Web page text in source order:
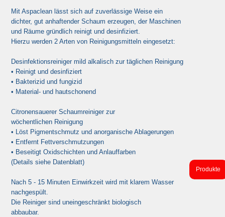
Mit Aspaclean lässt sich auf zuverlässige Weise ein
dichter, gut anhaftender Schaum erzeugen, der Maschinen
und Räume gründlich reinigt und desinfiziert.
Hierzu werden 2 Arten von Reinigungsmitteln eingesetzt:
Desinfektionsreiniger mild alkalisch zur täglichen Reinigung
• Reinigt und desinfiziert
• Bakterizid und fungizid
• Material- und hautschonend
Citronensauerer Schaumreiniger zur
wöchentlichen Reinigung
• Löst Pigmentschmutz und anorganische Ablagerungen
• Entfernt Fettverschmutzungen
• Beseitigt Oxidschichten und Anlauffarben
(Details siehe Datenblatt)
Nach 5 - 15 Minuten Einwirkzeit wird mit klarem Wasser
nachgespült.
Die Reiniger sind uneingeschränkt biologisch
abbaubar.
Produkte